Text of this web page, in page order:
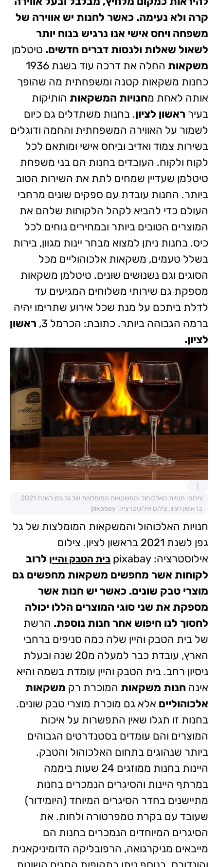
קרה ולא נעימה. כאשר לחנות יש אווירה של
משפחה ויחס אישי אנו נרגיש בנוח יותר
לשאול שאלות ולנסות דברים חדשים. טיטלמן
משקאות
החלה את דרכה עוד בשנת 1936
כחנות משקאות קטנה ומשפחתית מה שהופך
אותה לאחת מחנויות המשקאות הותיקות
בעיר ראשון לציון. בחנות משתדלים גם כיום
לשמור על האווירה המשפחתית והחמה ודוגלים
בשירות צמוד ואדיב וביחס אישי ומותאם לכל
לקוח ולקוח. העובדים בחנות הם בני משפחת
טיטלמן שעדיין שמחים לתת את השירות הטוב
ביותר. החנות עובדת עם ספקים שונים מרחבי
העולם כדי להביא לקהל הלקוחות שלהם את
המוצרים הטובים ביותר ובמחירים נוחים לכל
כיס. בחנות ניתן למצוא מבחר יינות מגוון, בירות
בשלל טעמים, משקאות אלכוהוליים מכל
הסוגים וגם נשנושים שונים. טיטלמן משקאות
מספקת גם שירותי משלוחים המגיעים עד
לדלת ביתכם על מנת שכל אירוע שתרימו יהיה
ברמה הגבוהה ביותר. כתובת: הכרמל 3,
ראשון
לציון.
צילום: חנויות האלכוהול והמשקאות המומלצות של גל גפן לשנת 2021
בראשון לציון. צילום אילוסטרציה: pixabay
חנויות האלכוהול והמשקאות המומלצות של גל
גפן לשנת 2021 בראשון לציון. צילום
אילוסטרציה: pixabay
בית הטבק והיין לרוב
לקוחות אשר מחפשים משקאות מחפשים גם
מוצרי טבק שונים. כאשר יש חנות אשר
מספקת את שני סוגי המוצרים הללו יכולה
לחסוך לנו חיפוש אחר חנות נוספת. הרשת
של בית הטבק והיין שלה כמה סניפים ברחבי
הארץ, עובדת כבר למעלה מ20 שנה ובעלת
ניסיון רחב. בית הטבק והיין עומדת בשמה והיא
אינה חנות משקאות המוכרת רק משקאות
אלכוהוליים אלא גם מוכרת מוצרי טבק שונים.
בחנות זו תגלו שאין התפשרות על איכות
המוצרים והם עומדים בסטנדרטים הגבוהים
ביותר שנהוגים בתחום האלכוהול והטבק.
היינות בחנות ממוזגים 24 שעות ביממה
במרתף היינות והסיגרים הנמכרים בחנות
מתיישנים בחדר הסיגרים המיוחד (היומידור)
שעובד עם בקרת טמפרטורה ולחות. את
הסיגרים המיוחדים הנמכרים בחנות הם
מייבאים מניקרגואה, הרפובליקה הדומיניקאנית